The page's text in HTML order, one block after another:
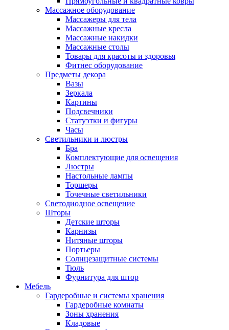
Массажное оборудование
Массажеры для тела
Массажные кресла
Массажные накидки
Массажные столы
Товары для красоты и здоровья
Фитнес оборудование
Предметы декора
Вазы
Зеркала
Картины
Подсвечники
Статуэтки и фигуры
Часы
Светильники и люстры
Бра
Комплектующие для освещения
Люстры
Настольные лампы
Торшеры
Точечные светильники
Светодиодное освещение
Шторы
Детские шторы
Карнизы
Нитяные шторы
Портьеры
Солнцезащитные системы
Тюль
Фурнитура для штор
Мебель
Гардеробные и системы хранения
Гардеробные комнаты
Зоны хранения
Кладовые